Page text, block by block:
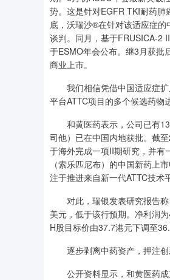
势。这是针对EGFR TKI耐药肺
底，沃瑞沙®在针对该适应症
谈判。同月，基于FRUSICA-2
于ESMO年会公布。继3月获批
商业上市。
我们相信凭借中国适应症扩
平台ATTC项目的多个候选药物
和黄医药表示，公司已有13
司他）已在中国内地获批。截
于海外完成一项II期研究，并有
（索乐匹尼布）的中国新药上
注于推进来自新一代ATTC技术
对此，瑞银发表研究报告称
美元，低于该行预期。净利润
H股目标价由37.7港元下调至
逐步剥离中药资产，押注创
公开资料显示，和黄医药成